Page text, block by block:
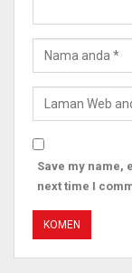
Save my name,
next time I